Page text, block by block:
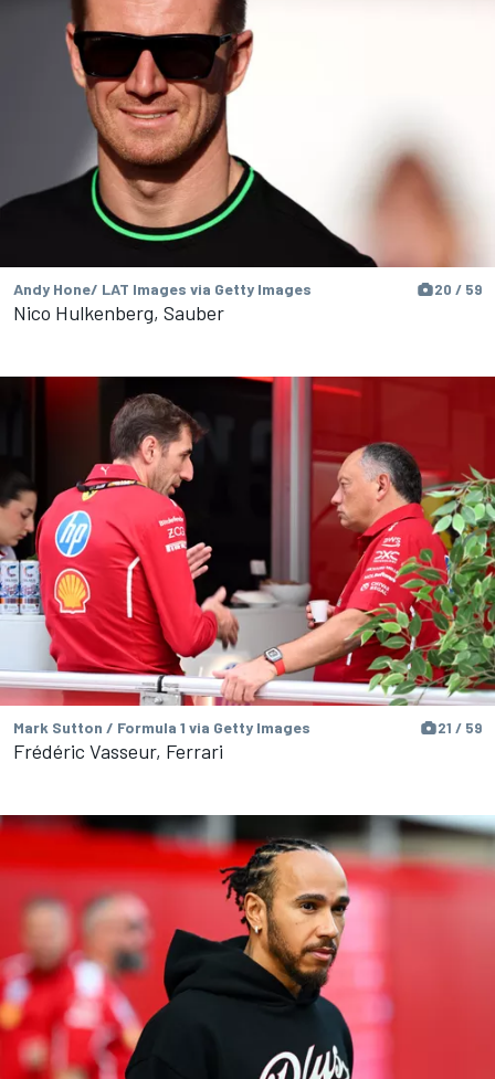
Andy Hone/ LAT Images via Getty Images 20 / 59
Nico Hulkenberg, Sauber
Mark Sutton / Formula 1 via Getty Images 21 / 59
Frédéric Vasseur, Ferrari